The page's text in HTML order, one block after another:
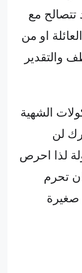
تتصالح مع
او من
والتقدير
الشهية
لن
لذا احرص
تحرم